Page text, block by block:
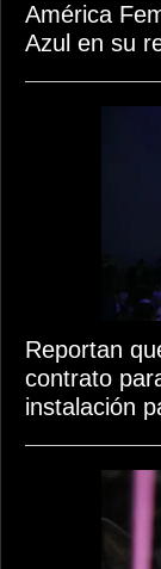
América
Azul en su
Reportan
contrato
instalación